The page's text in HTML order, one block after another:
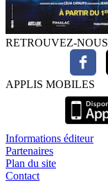
RETROUVEZ-NOUS
APPLIS MOBILES
Informations éditeur
Partenaires
Plan du site
Contact